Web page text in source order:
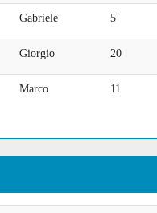
Gabriele 5
Giorgio 20
Marco 11